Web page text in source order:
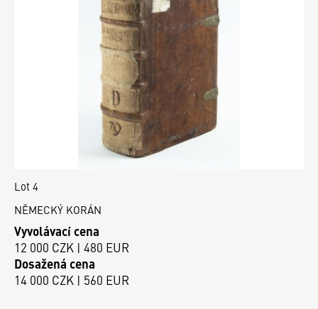
Lot 4
NĚMECKÝ KORÁN
Vyvolávací cena
12 000 CZK | 480 EUR
Dosažená cena
14 000 CZK | 560 EUR